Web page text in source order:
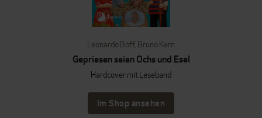
Leonardo Boff, Bruno Kern
Gepriesen seien Ochs und Esel
Hardcover mit Leseband
Im Shop ansehen